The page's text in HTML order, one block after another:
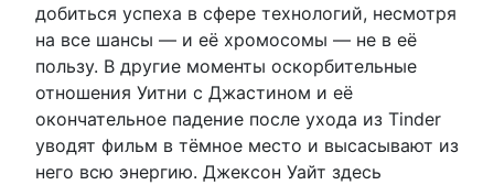
добиться успеха в сфере технологий, несмотря
на все шансы — и её хромосомы — не в её
пользу. В другие моменты оскорбительные
отношения Уитни с Джастином и её
окончательное падение после ухода из Tinder
уводят фильм в тёмное место и высасывают из
него всю энергию. Джексон Уайт здесь